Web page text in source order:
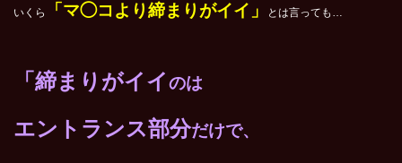
いくら 「マ◯コより締まりがイイ」 とは言っても…
「締まりがイイのは
エントランス部分だけで、